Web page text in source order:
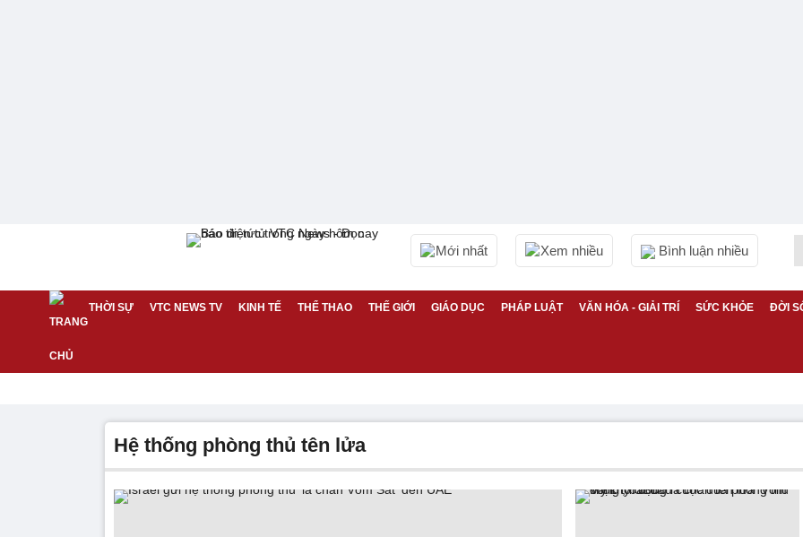
Mới nhất Xem nhiều Bình luận nhiều
THỜI SỰ VTC NEWS TV KINH TẾ THỂ THAO THẾ GIỚI GIÁO DỤC PHÁP LUẬT VĂN HÓA - GIẢI TRÍ SỨC KHỎE ĐỜI
hệ thống phòng thủ tên lửa